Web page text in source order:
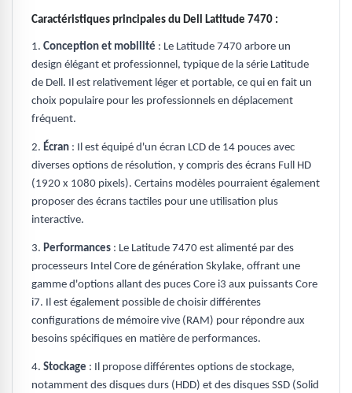
Caractéristiques principales du Dell Latitude 7470 :
1. Conception et mobilité : Le Latitude 7470 arbore un
design élégant et professionnel, typique de la série Latitude
de Dell. Il est relativement léger et portable, ce qui en fait un
choix populaire pour les professionnels en déplacement
fréquent.
2. Écran : Il est équipé d'un écran LCD de 14 pouces avec
diverses options de résolution, y compris des écrans Full HD
(1920 x 1080 pixels). Certains modèles pourraient également
proposer des écrans tactiles pour une utilisation plus
interactive.
3. Performances : Le Latitude 7470 est alimenté par des
processeurs Intel Core de génération Skylake, offrant une
gamme d'options allant des puces Core i3 aux puissants Core
i7. Il est également possible de choisir différentes
configurations de mémoire vive (RAM) pour répondre aux
besoins spécifiques en matière de performances.
4. Stockage : Il propose différentes options de stockage,
notamment des disques durs (HDD) et des disques SSD (Solid